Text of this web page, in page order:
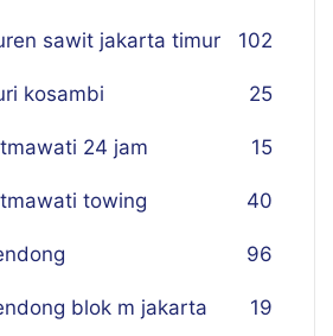
sawit jakarta timur 102
kosambi 25
24 jam 15
towing 40
96
blok m jakarta 19